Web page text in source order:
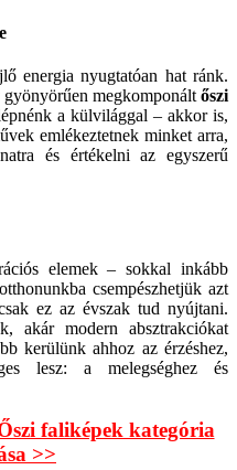
energia nyugtatóan hat ránk.
megkomponált őszi
a külvilággal – akkor is,
emlékeztetnek minket arra,
és értékelni az egyszerű
elemek – sokkal inkább
csempészhetjük azt
ez az évszak tud nyújtani.
akár modern absztrakciókat
kerülünk ahhoz az érzéshez,
lesz: a melegséghez és
faliképek kategória
>>